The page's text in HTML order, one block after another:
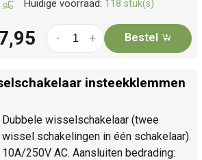
Huidige voorraad: 118 stuk(s)
+
- Bestel
insteekklemmen
Dubbele wisselschakelaar (twee
wissel schakelingen in één schakelaar).
10A/250V AC. Aansluiten bedrading: